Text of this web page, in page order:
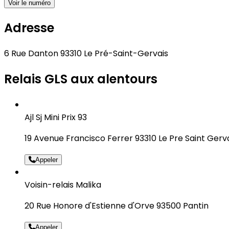
Voir le numéro
Adresse
6 Rue Danton 93310 Le Pré-Saint-Gervais
Relais GLS aux alentours
Ajl Sj Mini Prix 93
19 Avenue Francisco Ferrer 93310 Le Pre Saint
Appeler
Voisin-relais Malika
20 Rue Honore d'Estienne d'Orve 93500 Pantin
Appeler